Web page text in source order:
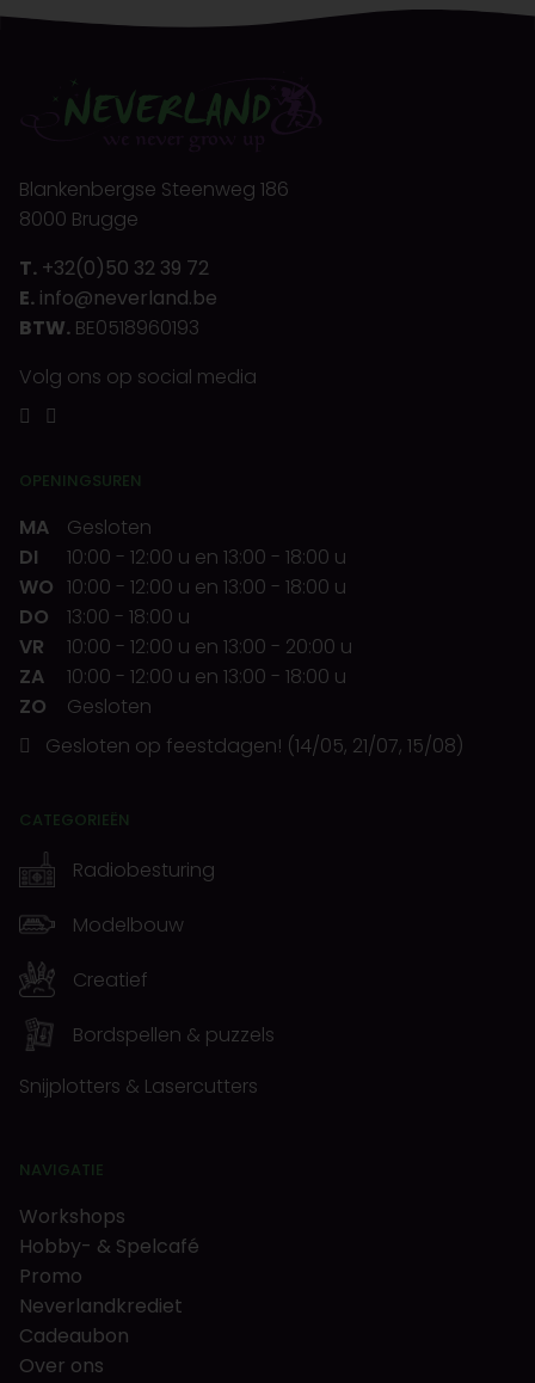
Blankenbergse Steenweg 186
8000 Brugge
T. +32(0)50 32 39 72
E. info@neverland.be
BTW. BE0518960193
Volg ons op social media
OPENINGSUREN
MA
Gesloten
DI
10:00 - 12:00 u en 13:00 - 18:00 u
WO 10:00 - 12:00 u en 13:00 - 18:00 u
DO
13:00 - 18:00 u
VR
10:00 - 12:00 u en 13:00 - 20:00 u
ZA
10:00 - 12:00 u en 13:00 - 18:00 u
ZO
Gesloten
Gesloten op feestdagen! (14/05, 21/07, 15/08)
CATEGORIEËN
Radiobesturing
Modelbouw
Creatief
Bordspellen & puzzels
Snijplotters & Lasercutters
NAVIGATIE
Workshops
Hobby- & Spelcafé
Promo
Neverlandkrediet
Cadeaubon
Over ons